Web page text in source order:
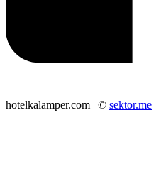
hotelkalamper.com | © sektor.me